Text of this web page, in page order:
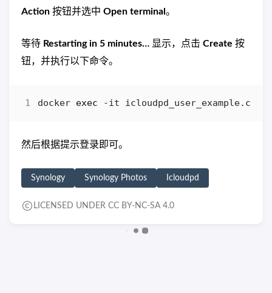
Action 按钮并选中 Open terminal 。
等待 Restarting in 5 minutes… 显示，点击 Create 按
钮，并执行以下命令。
docker exec
然后根据提示登录即可。
Synology Synology Photos Icloudpd
LICENSED UNDER CC BY-NC-SA 4.0